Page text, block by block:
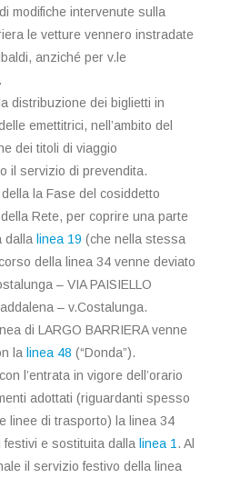
modifiche intervenute sulla
le vetture vennero instradate
anziché per v.le
distribuzione dei biglietti in
emettitrici, nell’ambito del
dei titoli di viaggio
il servizio di prevendita.
la Fase del cosiddetto
Rete, per coprire una parte
dalla linea 19 (che nella stessa
della linea 34 venne deviato
– VIA PAISIELLO
– v.Costalunga.
di LARGO BARRIERA venne
la linea 48 (“Donda”).
l’entrata in vigore dell’orario
adottati (riguardanti spesso
linee di trasporto) la linea 34
e sostituita dalla linea 1 . Al
il servizio festivo della linea